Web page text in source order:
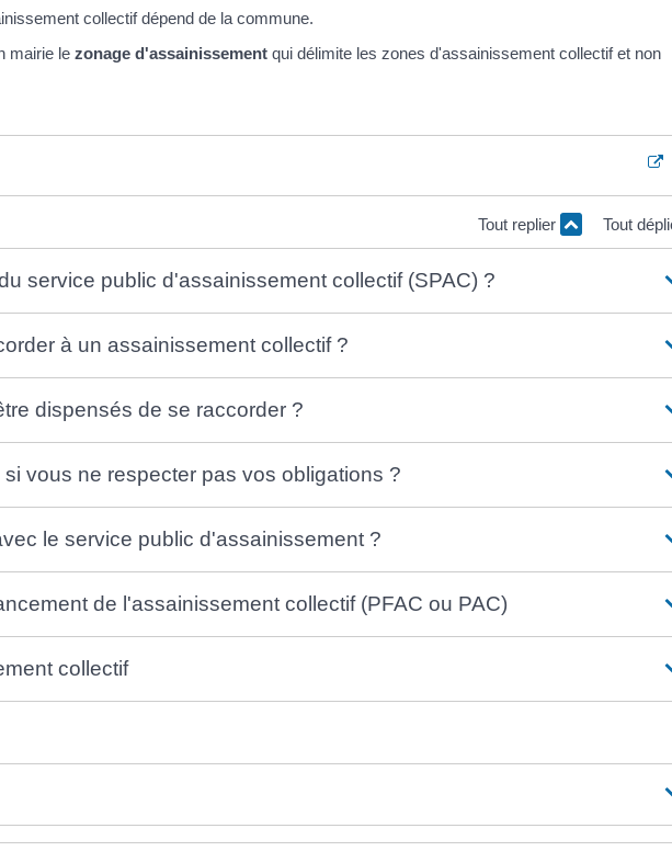
collectif dépend de la commune.
mairie le zonage d'assainissement qui délimite les zones d'assainissement collectif et non
Tout replier Tout
service public d'assainissement collectif (SPAC) ?
à un assainissement collectif ?
dispensés de se raccorder ?
vous ne respecter pas vos obligations ?
le service public d'assainissement ?
de l'assainissement collectif (PFAC ou PAC)
collectif